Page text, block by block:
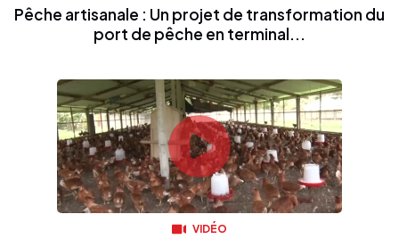
Pêche artisanale : Un projet de transformation du
port de pêche en terminal...
VIDÉO